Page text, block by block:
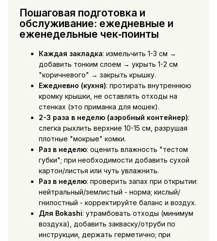
Пошаговая подготовка и
обслуживание: ежедневные и
еженедельные чек‑поинты
Каждая закладка: измельчить 1-3 см →
добавить тонким слоем → укрыть 1-2 см
"коричневого" → закрыть крышку.
Ежедневно (кухня): протирать внутреннюю
кромку крышки, не оставлять отходы на
стенках (это приманка для мошек).
2-3 раза в неделю (аэробный контейнер):
слегка рыхлить верхние 10-15 см, разрушая
плотные "мокрые" комки.
Раз в неделю: оценить влажность "тестом
губки"; при необходимости добавить сухой
картон/листья или чуть увлажнить.
Раз в неделю: проверить запах при открытии:
нейтральный/землистый - норма; кислый/
гнилостный - корректируйте баланс и воздух.
Для Bokashi: утрамбовать отходы (минимум
воздуха), добавить закваску/отруби по
инструкции, держать герметично; при